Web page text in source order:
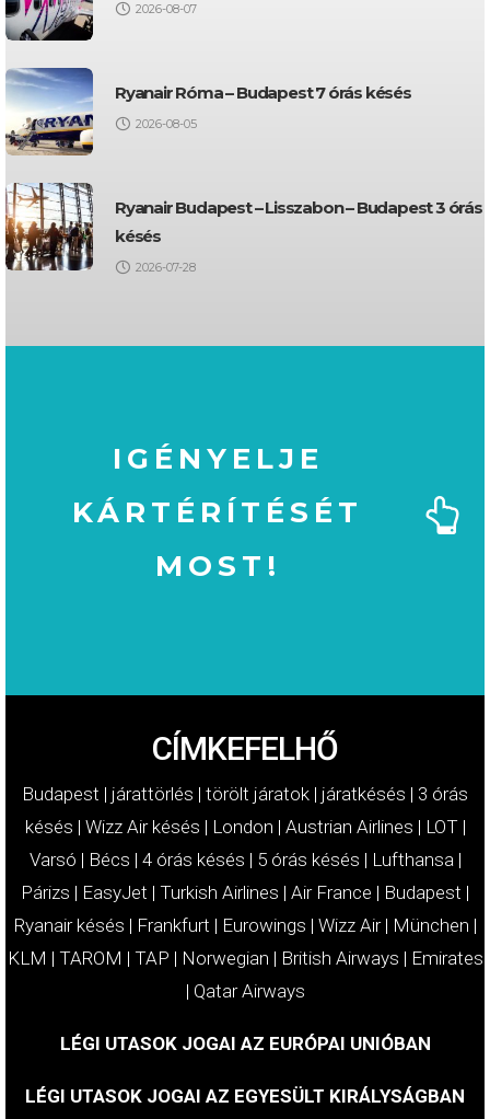
2026-08-07
Ryanair Róma – Budapest 7 órás késés
2026-08-05
Ryanair Budapest – Lisszabon – Budapest 3 órás
késés
2026-07-28
IGÉNYELJE
KÁRTÉRÍTÉSÉT
MOST!
CÍMKEFELHŐ
Budapest | járattörlés | törölt járatok | járatkésés | 3 órás
késés | Wizz Air késés | London | Austrian Airlines | LOT|
Varsó | Bécs | 4 órás késés | 5 órás késés | Lufthansa|
Párizs | EasyJet | Turkish Airlines | Air France | Budapest |
Ryanair késés | Frankfurt | Eurowings | Wizz Air| München |
KLM | TAROM | TAP | Norwegian | British Airways | Emirates
| Qatar Airways
LÉGI UTASOK JOGAI AZ EURÓPAI UNIÓBAN
LÉGI UTASOK JOGAI AZ EGYESÜLT KIRÁLYSÁGBAN